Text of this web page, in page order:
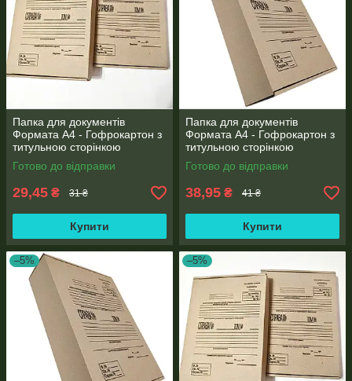
Папка для документів
Формата А4 - Гофрокартон з
титульною сторінкою
323*228*40мм
Готово до відправки
29,45 ₴ 31 ₴
Купити
Папка для документів
Формата А4 - Гофрокартон з
титульною сторінкою
323*228*80мм
Готово до відправки
38,95 ₴ 41 ₴
Купити
–5% –5%